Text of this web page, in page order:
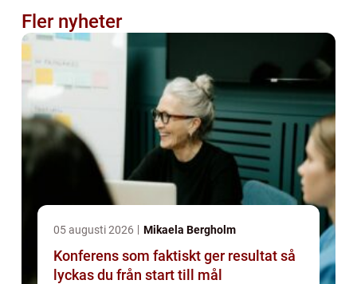
Fler nyheter
05 augusti 2026 Mikaela Bergholm
Konferens som faktiskt ger resultat så
lyckas du från start till mål